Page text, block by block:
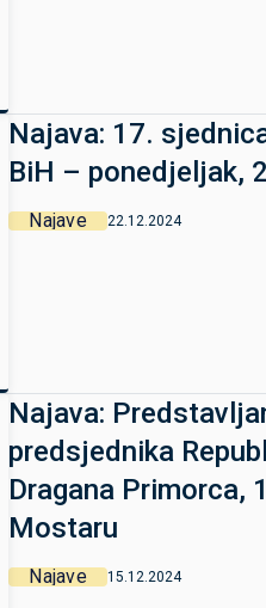
Najava: 17.
BiH – ponedjeljak,
Najave 22.12.2024
Najava:
predsjednika
Dragana Primorca,
Mostaru
Najave 15.12.2024